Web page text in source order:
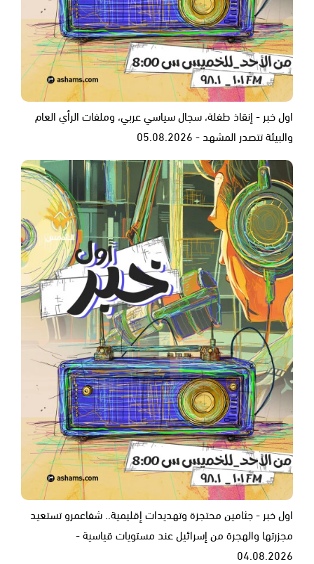
اول خبر - إنقاذ طفلة، سجال سياسي عربي، وملفات الرأي العام
والبيئة تتصدر المشهد - 05.08.2026
اول خبر - جثامين محتجزة وتهديدات إقليمية.. شفاعمرو تستعيد
مجزرتها والهجرة من إسرائيل عند مستويات قياسية -
04.08.2026